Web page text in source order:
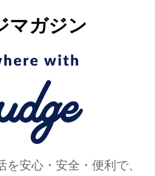
マガジン
を安心・安全・便利で、